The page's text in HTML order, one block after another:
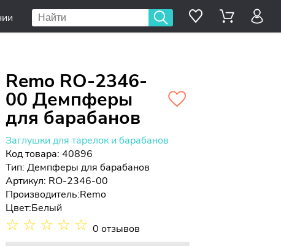
Remo RO-2346-
00 Демпферы
для барабанов
Заглушки для тарелок и барабанов
Код товара: 40896
Тип:Демпферы для барабанов
Артикул: RO-2346-00
Производитель:Remo
Цвет:Белый
☆ ☆ ☆ ☆ ☆ 0 отзывов